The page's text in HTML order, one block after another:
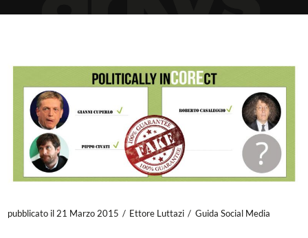
pubblicato il 21 Marzo 2015 Ettore Luttazi Guida Social Media